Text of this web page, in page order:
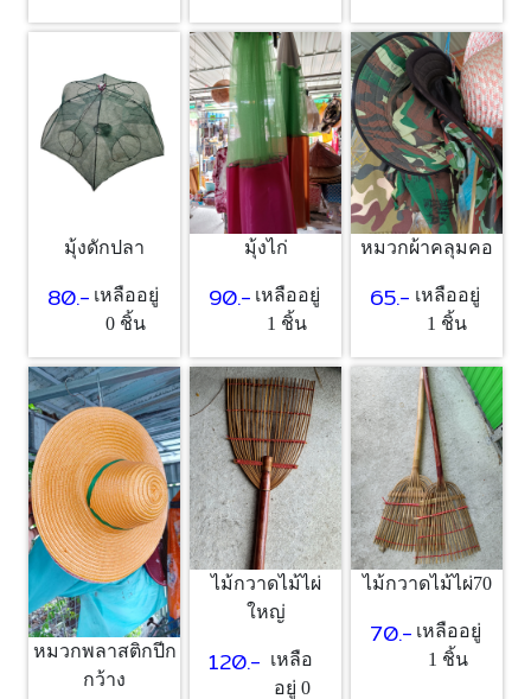
มุ้งดักปลา
80.- เหลืออยู่
0 ชิ้น
มุ้งไก่
90.- เหลืออยู่
1 ชิ้น
หมวกผ้าคลุมคอ
65.- เหลืออยู่
1 ชิ้น
หมวกพลาสติกปีก
กว้าง
ไม้กวาดไม้ไผ่
ใหญ่
120.- เหลือ
อยู่ 0
ไม้กวาดไม้ไผ่70
70.- เหลืออยู่
1 ชิ้น